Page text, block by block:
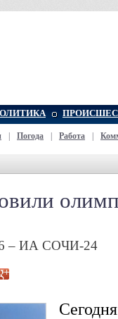
Погода Работа
– ИА СОЧИ-24